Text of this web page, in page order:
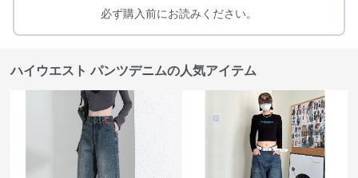
必ず購入前にお読みください。
ハイウエスト パンツデニムの人気アイテム